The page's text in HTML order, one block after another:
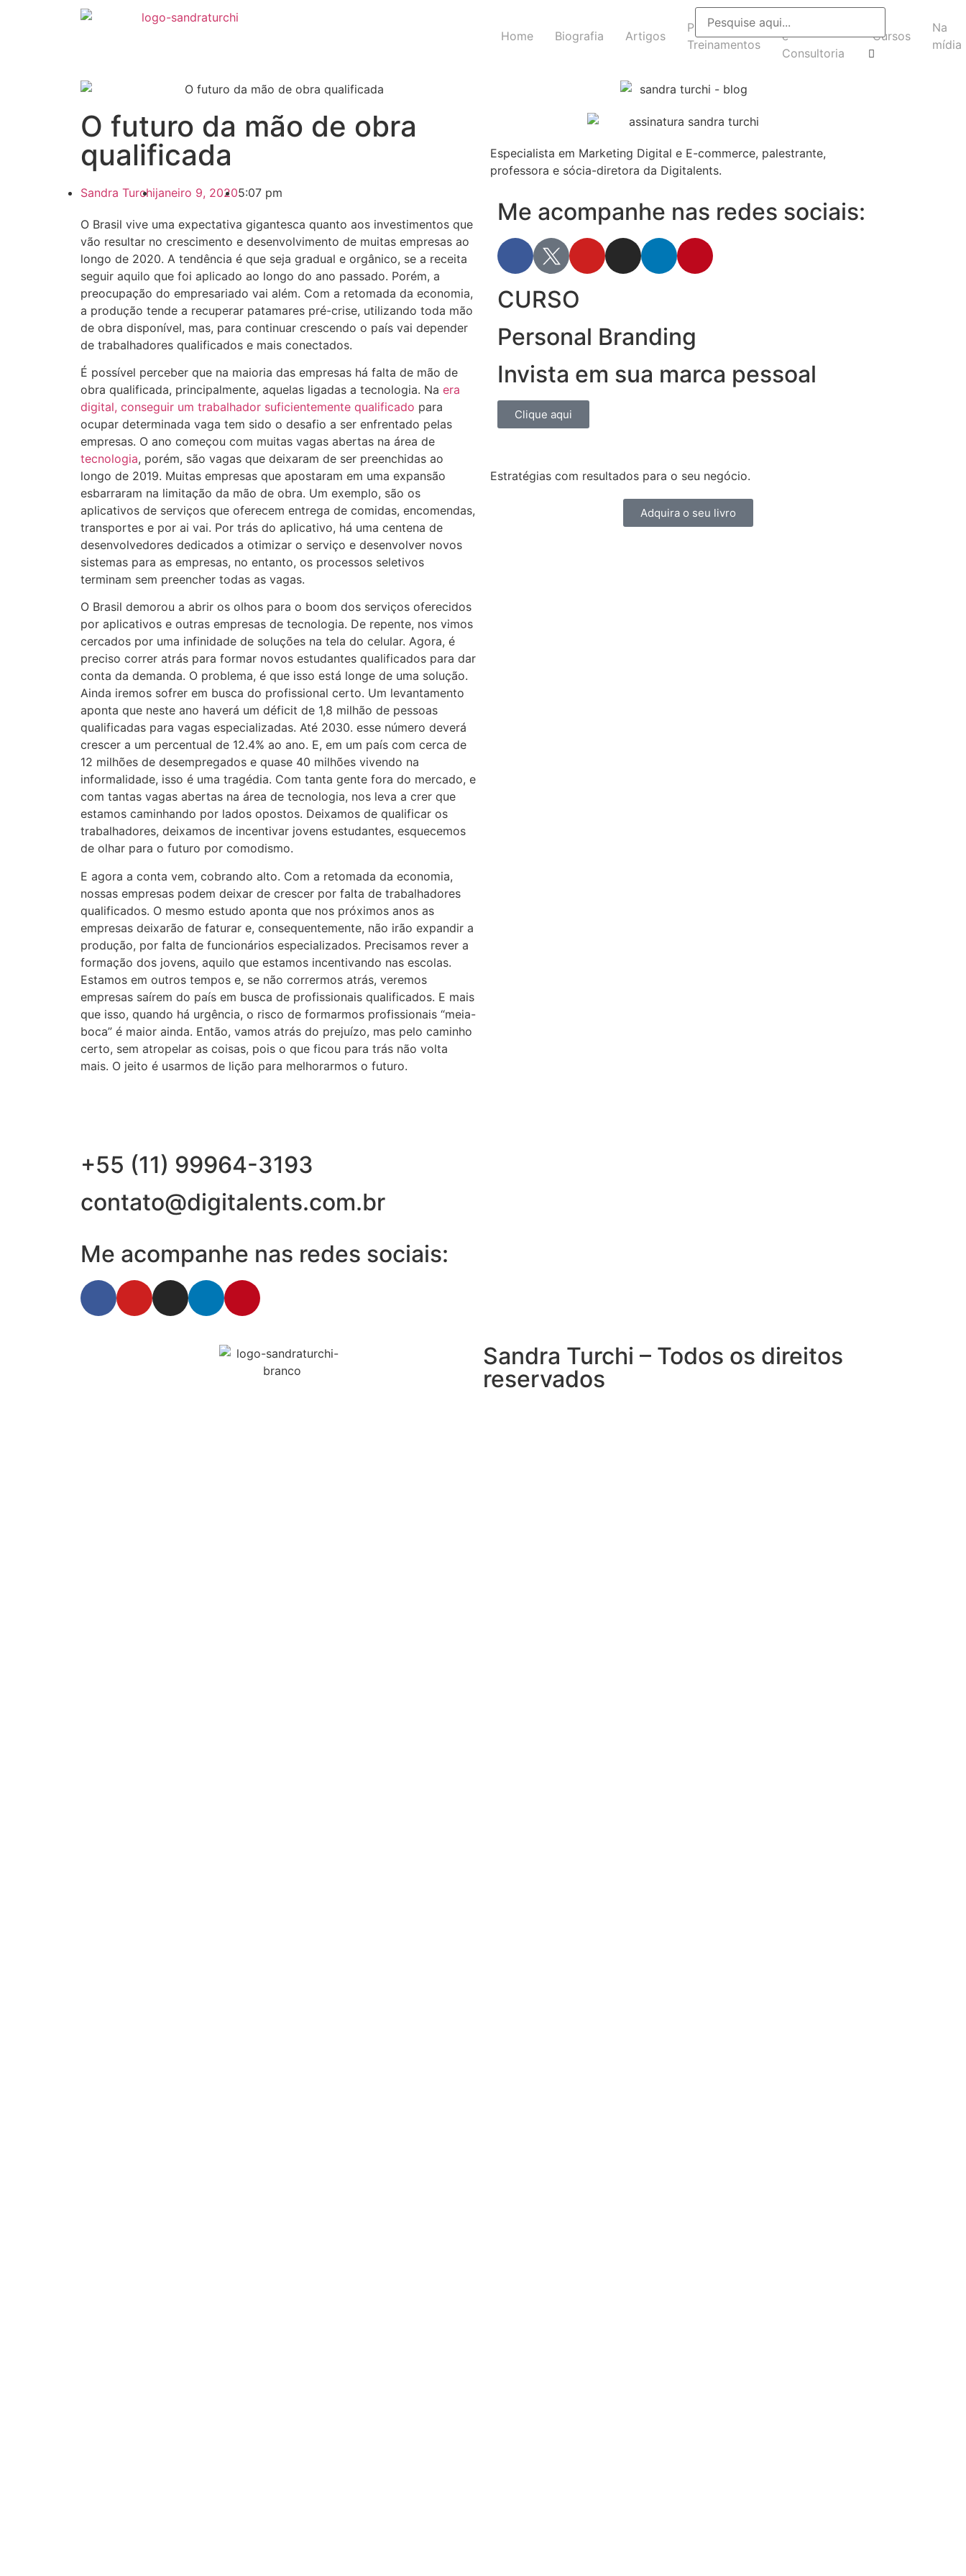
Home Biografia Artigos
Palestras e
Treinamentos
e
Consultoria
Cursos
Na
mídia
O futuro da mão de obra
qualificada
Sandra Turchijaneiro 9, 20205:07 pm
O Brasil vive uma expectativa gigantesca quanto aos investimentos que
vão resultar no crescimento e desenvolvimento de muitas empresas ao
longo de 2020. A tendência é que seja gradual e orgânico, se a receita
seguir aquilo que foi aplicado ao longo do ano passado. Porém, a
preocupação do empresariado vai além. Com a retomada da economia,
a produção tende a recuperar patamares pré-crise, utilizando toda mão
de obra disponível, mas, para continuar crescendo o país vai depender
de trabalhadores qualificados e mais conectados.
É possível perceber que na maioria das empresas há falta de mão de
obra qualificada, principalmente, aquelas ligadas a tecnologia. Na era
digital, conseguir um trabalhador suficientemente qualificado para
ocupar determinada vaga tem sido o desafio a ser enfrentado pelas
empresas. O ano começou com muitas vagas abertas na área de
tecnologia, porém, são vagas que deixaram de ser preenchidas ao
longo de 2019. Muitas empresas que apostaram em uma expansão
esbarraram na limitação da mão de obra. Um exemplo, são os
aplicativos de serviços que oferecem entrega de comidas, encomendas,
transportes e por ai vai. Por trás do aplicativo, há uma centena de
desenvolvedores dedicados a otimizar o serviço e desenvolver novos
sistemas para as empresas, no entanto, os processos seletivos
terminam sem preencher todas as vagas.
O Brasil demorou a abrir os olhos para o boom dos serviços oferecidos
por aplicativos e outras empresas de tecnologia. De repente, nos vimos
cercados por uma infinidade de soluções na tela do celular. Agora, é
preciso correr atrás para formar novos estudantes qualificados para dar
conta da demanda. O problema, é que isso está longe de uma solução.
Ainda iremos sofrer em busca do profissional certo. Um levantamento
aponta que neste ano haverá um déficit de 1,8 milhão de pessoas
qualificadas para vagas especializadas. Até 2030. esse número deverá
crescer a um percentual de 12.4% ao ano. E, em um país com cerca de
12 milhões de desempregados e quase 40 milhões vivendo na
informalidade, isso é uma tragédia. Com tanta gente fora do mercado, e
com tantas vagas abertas na área de tecnologia, nos leva a crer que
estamos caminhando por lados opostos. Deixamos de qualificar os
trabalhadores, deixamos de incentivar jovens estudantes, esquecemos
de olhar para o futuro por comodismo.
E agora a conta vem, cobrando alto. Com a retomada da economia,
nossas empresas podem deixar de crescer por falta de trabalhadores
qualificados. O mesmo estudo aponta que nos próximos anos as
empresas deixarão de faturar e, consequentemente, não irão expandir a
produção, por falta de funcionários especializados. Precisamos rever a
formação dos jovens, aquilo que estamos incentivando nas escolas.
Estamos em outros tempos e, se não corrermos atrás, veremos
empresas saírem do país em busca de profissionais qualificados. E mais
que isso, quando há urgência, o risco de formarmos profissionais “meia-
boca” é maior ainda. Então, vamos atrás do prejuízo, mas pelo caminho
certo, sem atropelar as coisas, pois o que ficou para trás não volta
mais. O jeito é usarmos de lição para melhorarmos o futuro.
Especialista em Marketing Digital e E-commerce, palestrante,
professora e sócia-diretora da Digitalents.
Me acompanhe nas redes sociais:
CURSO
Personal Branding
Invista em sua marca pessoal
Clique aqui
Estratégias com resultados para o seu negócio.
Adquira o seu livro
+55 (11) 99964-3193
contato@digitalents.com.br
Me acompanhe nas redes sociais:
Sandra Turchi – Todos os direitos
reservados